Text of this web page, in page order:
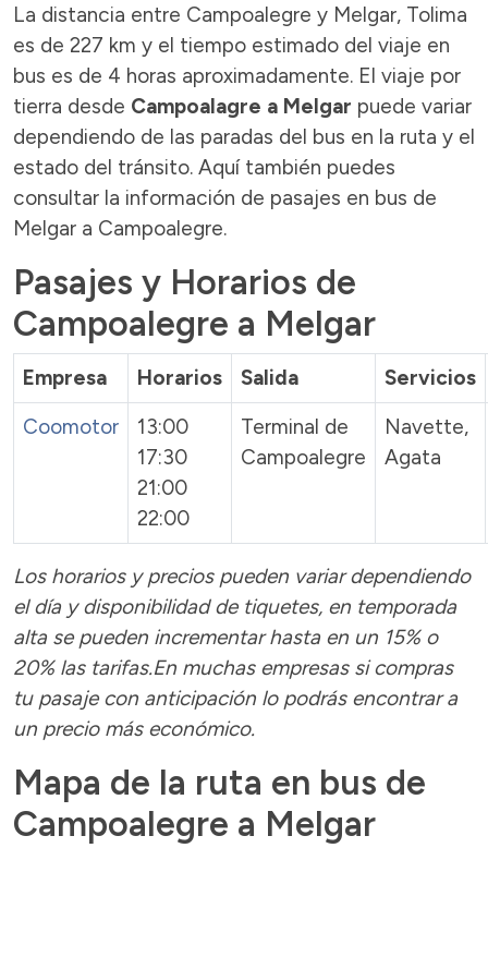
La distancia entre Campoalegre y Melgar, Tolima
es de 227 km y el tiempo estimado del viaje en
bus es de 4 horas aproximadamente. El viaje por
tierra desde Campoalagre a Melgar puede variar
dependiendo de las paradas del bus en la ruta y el
estado del tránsito. Aquí también puedes
consultar la información de pasajes en bus de
Melgar a Campoalegre.
Pasajes y Horarios de
Campoalegre a Melgar
Empresa Horarios Salida
Servicios
Coomotor
13:00
17:30
21:00
22:00
Terminal de
Campoalegre
Navette,
Agata
Los horarios y precios pueden variar dependiendo
el día y disponibilidad de tiquetes, en temporada
alta se pueden incrementar hasta en un 15% o
20% las tarifas.En muchas empresas si compras
tu pasaje con anticipación lo podrás encontrar a
un precio más económico.
Mapa de la ruta en bus de
Campoalegre a Melgar